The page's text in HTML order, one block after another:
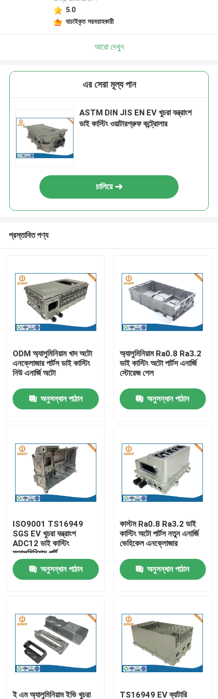
পণ্য
আমাদের সম্পর্কে
মান নিয়ন্ত্রণ
আমাদের সাথে যোগাযোগ করুন
অ্যালুমিনিয়াম ডাই ঢালাই
ইভি খুচরা যন্ত্রাংশ
CNC মেশিনিং যন্ত্রাংশ
5.0
যাচাইকৃত সরবরাহকারী
আরো দেখুন
এর সেরা মূল্য পান
ASTM DIN JIS EN EV খুচরা যন্ত্রাংশ
ডাই কাস্টিং ওয়াটারপ্রুফ কন্ট্রোলার
চালিয়ে
প্রস্তাবিত পণ্য
ODM অ্যালুমিনিয়াম খাদ অটো
এনক্লোজার পার্টস ডাই কাস্টিং
নিউ এনার্জি অটো
অনুসন্ধান পাঠান
অ্যালুমিনিয়াম Ra0.8 Ra3.2
ডাই কাস্টিং অটো পার্টস এনার্জি
স্টোরেজ শেল
অনুসন্ধান পাঠান
ISO9001 TS16949
SGS EV খুচরা যন্ত্রাংশ
ADC12 ডাই কাস্টিং
অ্যালুমিনিয়াম পার্ট
অনুসন্ধান পাঠান
কাস্টম Ra0.8 Ra3.2 ডাই
কাস্টিং অটো পার্টস নতুন এনার্জি
ভেহিকেল এনক্লোজার
অনুসন্ধান পাঠান
ই এম অ্যালুমিনিয়াম ইভি খুচরা TS16949 EV ব্যাটারি